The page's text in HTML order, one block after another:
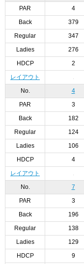
PAR 4
Back 379
Regular 347
Ladies 276
HDCP 2
レイアウト
No. 4
PAR 3
Back 182
Regular 124
Ladies 106
HDCP 4
レイアウト
No. 7
PAR 3
Back 196
Regular 138
Ladies 129
HDCP 9